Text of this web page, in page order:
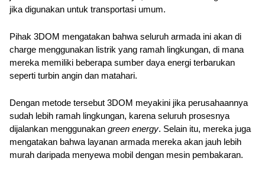
jika digunakan untuk transportasi umum.
Pihak 3DOM mengatakan bahwa seluruh armada ini akan di
charge menggunakan listrik yang ramah lingkungan, di mana
mereka memiliki beberapa sumber daya energi terbarukan
seperti turbin angin dan matahari.
Dengan metode tersebut 3DOM meyakini jika perusahaannya
sudah lebih ramah lingkungan, karena seluruh prosesnya
dijalankan menggunakan green energy. Selain itu, mereka juga
mengatakan bahwa layanan armada mereka akan jauh lebih
murah daripada menyewa mobil dengan mesin pembakaran.